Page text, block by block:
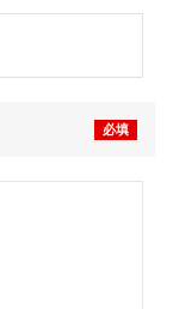
必填